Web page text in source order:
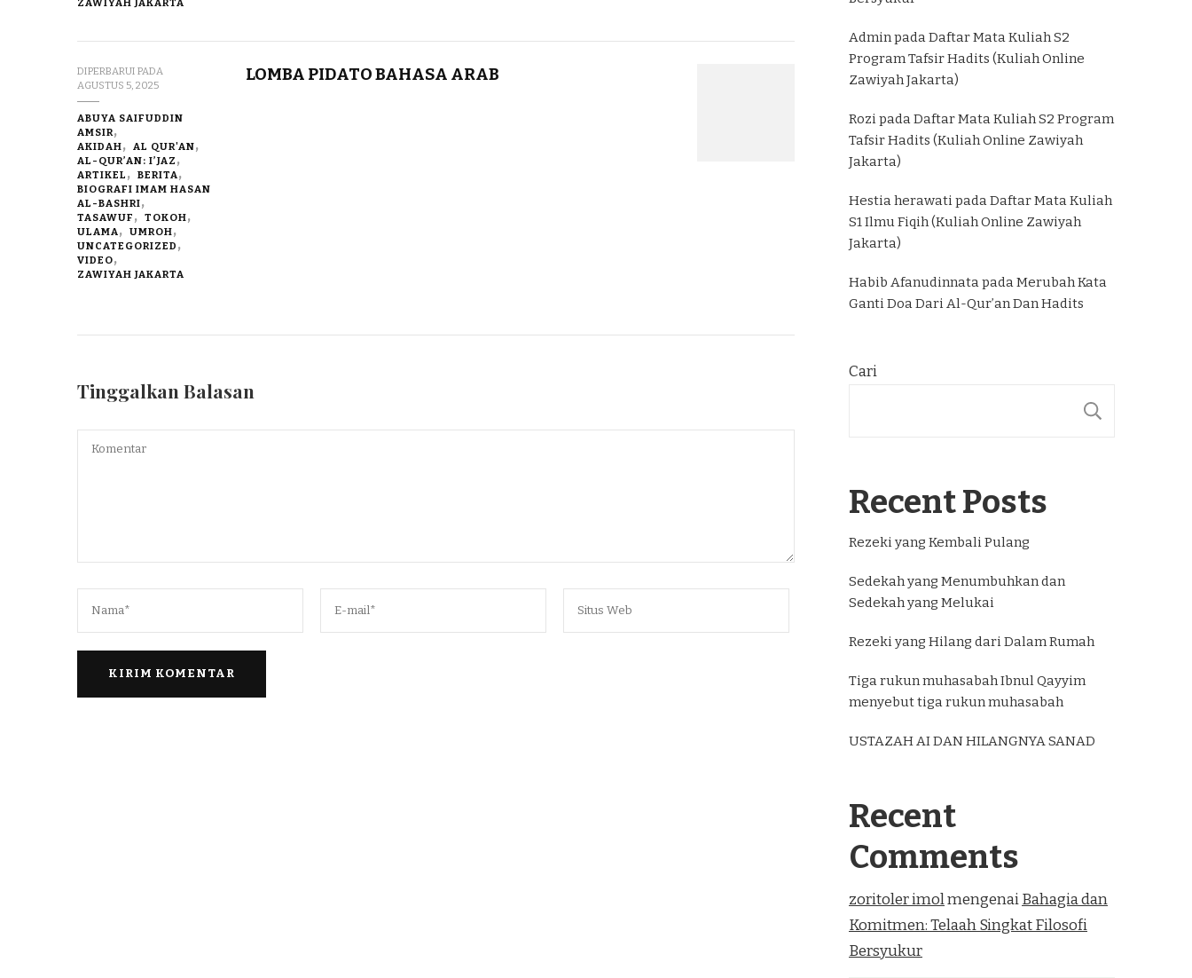
ZAWIYAH JAKARTA
DIPERBARUI PADA
AGUSTUS 5, 2025
ABUYA SAIFUDDIN
AMSIR
AKIDAH
AL QUR'AN
AL-QUR’AN: I’JAZ
ARTIKEL
BERITA
BIOGRAFI IMAM HASAN
AL-BASHRI
TASAWUF
TOKOH
ULAMA
UMROH
UNCATEGORIZED
VIDEO
ZAWIYAH JAKARTA
LOMBA PIDATO BAHASA ARAB
Tinggalkan Balasan
AdminpadaDaftar Mata Kuliah S2
Program Tafsir Hadits (Kuliah Online
Zawiyah Jakarta)
RozipadaDaftar Mata Kuliah S2 Program
Tafsir Hadits (Kuliah Online Zawiyah
Jakarta)
Hestia herawatipadaDaftar Mata Kuliah
S1 Ilmu Fiqih (Kuliah Online Zawiyah
Jakarta)
Habib AfanudinnatapadaMerubah Kata
Ganti Doa Dari Al-Qur’an Dan Hadits
Cari
Recent Posts
Rezeki yang Kembali Pulang
Sedekah yang Menumbuhkan dan
Sedekah yang Melukai
Rezeki yang Hilang dari Dalam Rumah
Tiga rukun muhasabah Ibnul Qayyim
menyebut tiga rukun muhasabah
USTAZAH AI DAN HILANGNYA SANAD
Recent
Comments
zoritoler imolmengenaiBahagia dan
Komitmen: Telaah Singkat Filosofi
Bersyukur